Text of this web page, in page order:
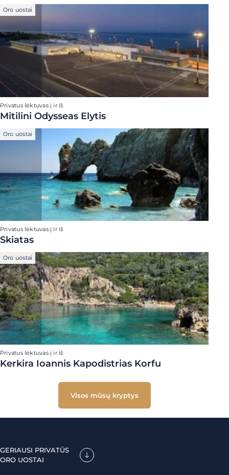
Oro uostai
Privatus lėktuvas į ir iš
Mitilini Odysseas Elytis
Oro uostai
Privatus lėktuvas į ir iš
Skiatas
Oro uostai
Privatus lėktuvas į ir iš
Kerkira Ioannis Kapodistrias Korfu
Visos mūsų kryptys
GERIAUSI PRIVATŪS
ORO UOSTAI